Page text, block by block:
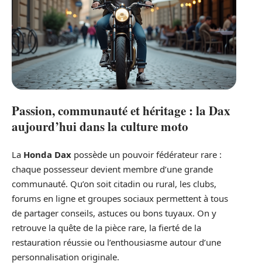
Passion, communauté et héritage : la Dax
aujourd’hui dans la culture moto
La Honda Dax possède un pouvoir fédérateur rare :
chaque possesseur devient membre d’une grande
communauté. Qu’on soit citadin ou rural, les clubs,
forums en ligne et groupes sociaux permettent à tous
de partager conseils, astuces ou bons tuyaux. On y
retrouve la quête de la pièce rare, la fierté de la
restauration réussie ou l’enthousiasme autour d’une
personnalisation originale.